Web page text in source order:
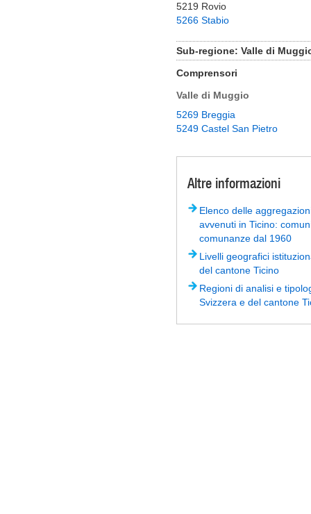
5219 Rovio
5266 Stabio
Sub-regione: Valle di
Comprensori
Valle di Muggio
5269 Breggia
5249 Castel San Pietro
Altre informazioni
Elenco delle
avvenuti in Ticino:
comunanze dal 1960
Livelli geografici
del cantone Ticino
Regioni di analisi e
Svizzera e del cantone